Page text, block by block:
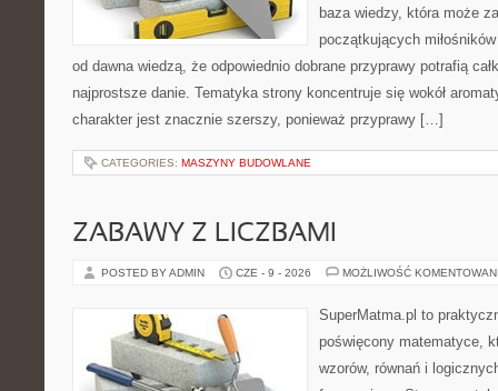
baza wiedzy, która może
początkujących
od dawna wiedzą, że odpowiednio dobrane przyprawy potrafią
najprostsze danie. Tematyka strony koncentruje się wokół
charakter jest znacznie szerszy, ponieważ przyprawy […]
CATEGORIES: MASZYNY BUDOWLANE
ZABAWY Z LICZBAMI
POSTED BY ADMIN CZE - 9 - 2026 MOŻLIWOŚĆ
SuperMatma.pl to
poświęcony matematyce,
wzorów, równań i